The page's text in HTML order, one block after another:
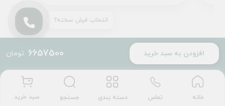
خانه تماس دسته بندی جستجو سبد خرید
افزودن به سبد خرید 6657500 تومان
انتخاب فرش سخته؟